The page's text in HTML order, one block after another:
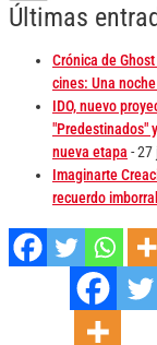
Últimas
Crónica de
cines: Una
IDO, nuevo
"Predestinados"
nueva etapa - 27
Imaginarte
recuerdo